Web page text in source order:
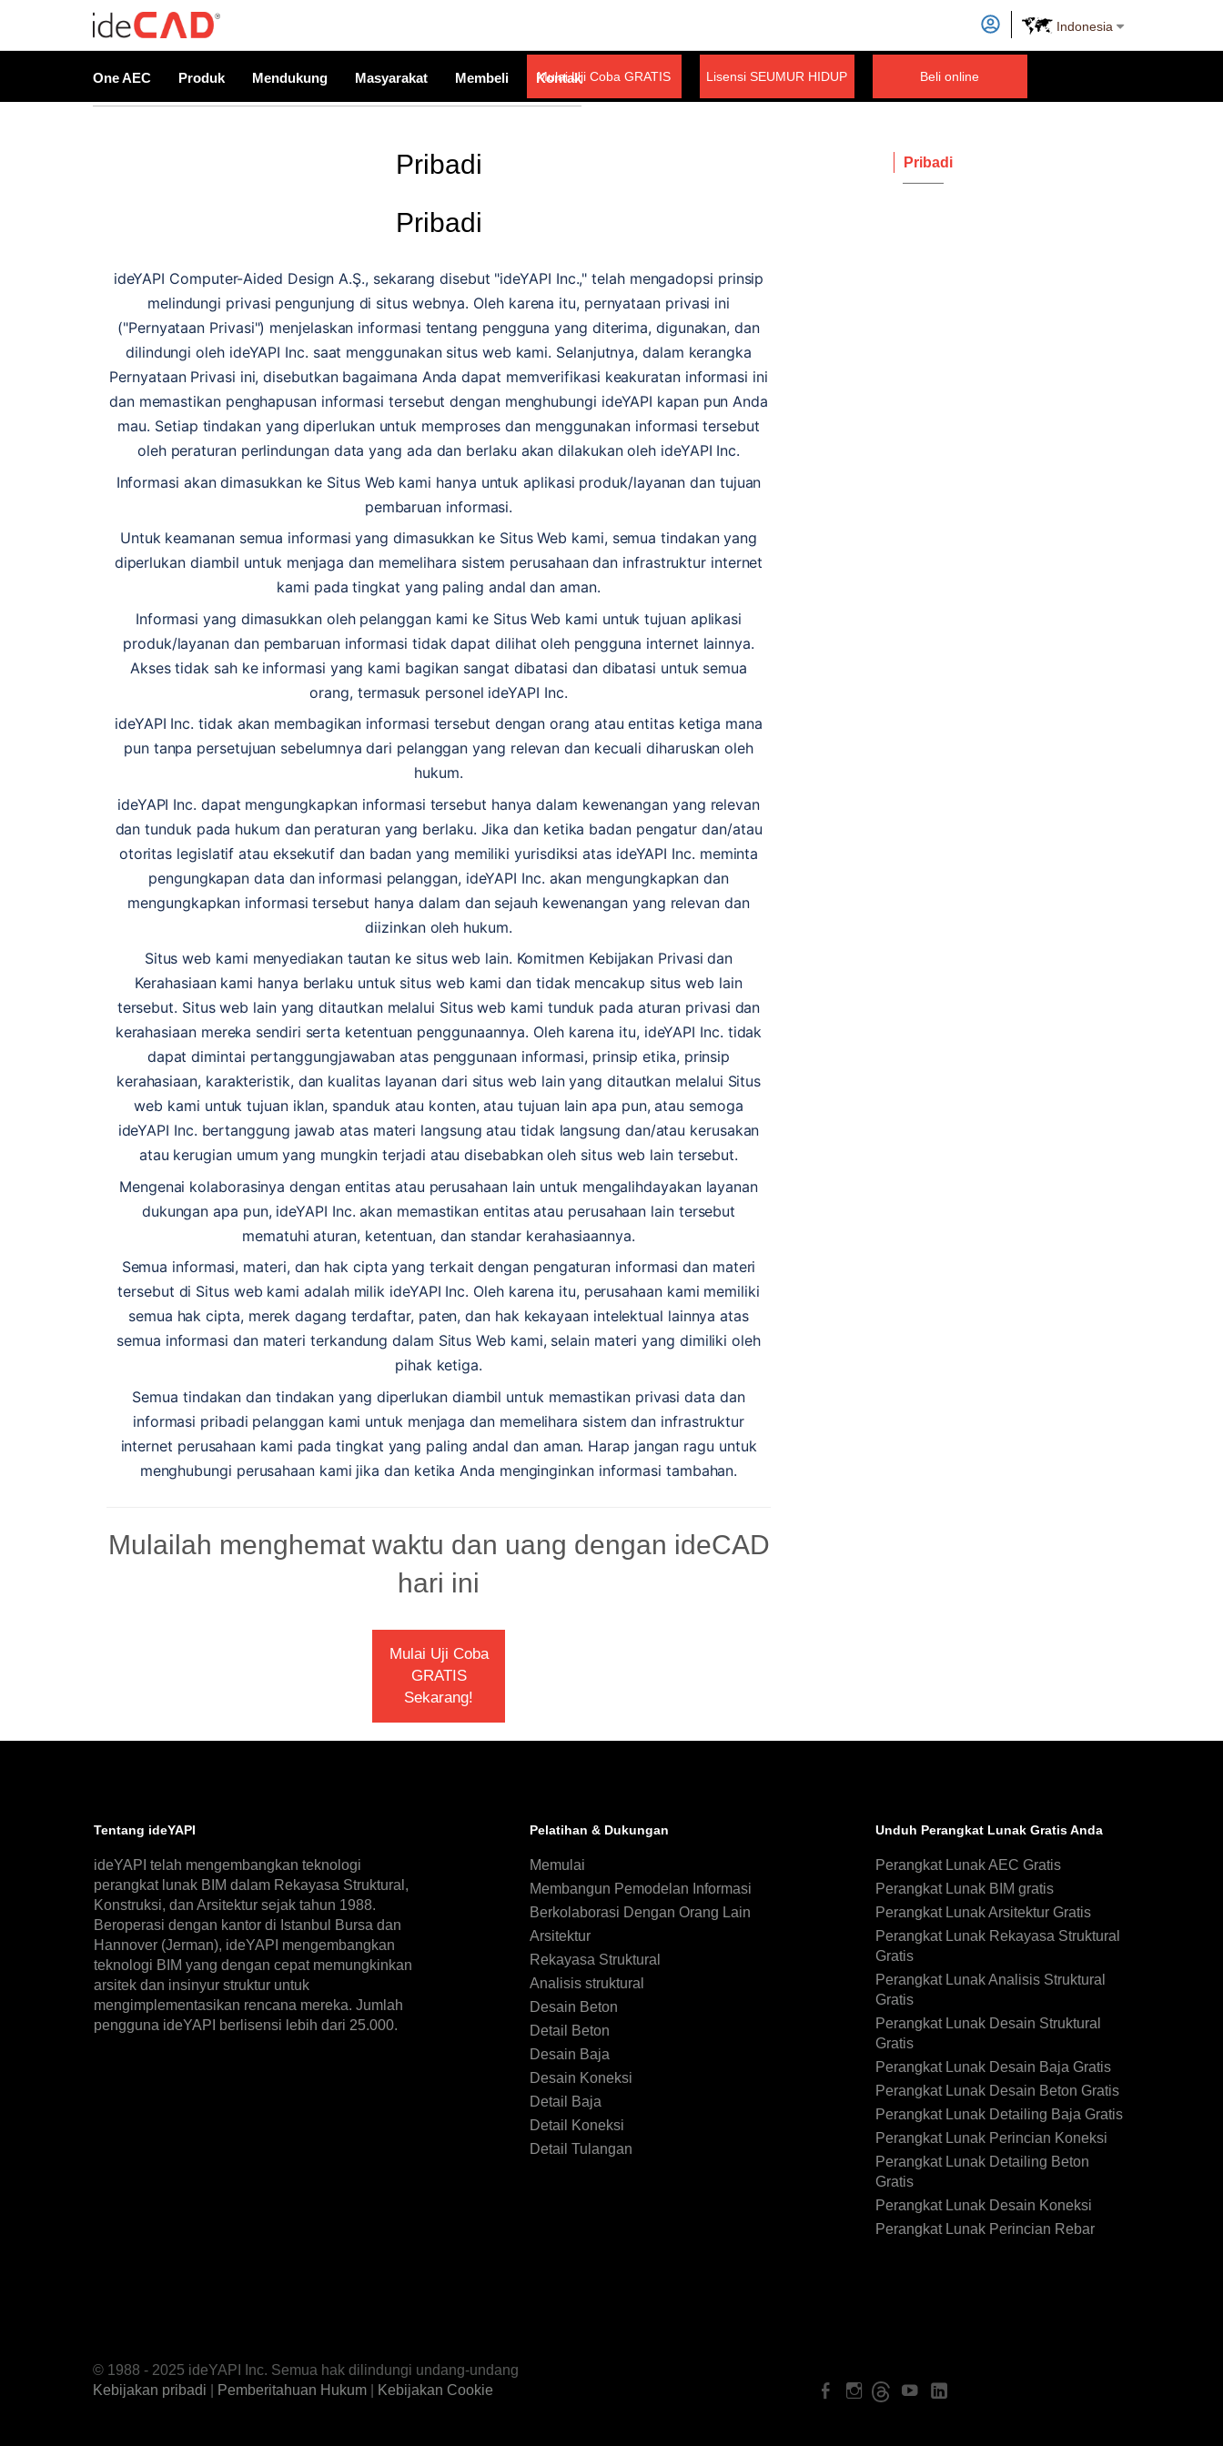
Indonesia
One AEC Produk Mendukung Masyarakat Membeli Kontak Beli online
Lisensi SEUMUR HIDUP
Mulai Uji Coba GRATIS
Pribadi
Pribadi
ideYAPI Computer-Aided Design A.Ş., sekarang disebut "ideYAPI Inc.," telah mengadopsi prinsip
melindungi privasi pengunjung di situs webnya. Oleh karena itu, pernyataan privasi ini
("Pernyataan Privasi") menjelaskan informasi tentang pengguna yang diterima, digunakan, dan
dilindungi oleh ideYAPI Inc. saat menggunakan situs web kami. Selanjutnya, dalam kerangka
Pernyataan Privasi ini, disebutkan bagaimana Anda dapat memverifikasi keakuratan informasi ini
dan memastikan penghapusan informasi tersebut dengan menghubungi ideYAPI kapan pun Anda
mau. Setiap tindakan yang diperlukan untuk memproses dan menggunakan informasi tersebut
oleh peraturan perlindungan data yang ada dan berlaku akan dilakukan oleh ideYAPI Inc.
Informasi akan dimasukkan ke Situs Web kami hanya untuk aplikasi produk/layanan dan tujuan
pembaruan informasi.
Untuk keamanan semua informasi yang dimasukkan ke Situs Web kami, semua tindakan yang
diperlukan diambil untuk menjaga dan memelihara sistem perusahaan dan infrastruktur internet
kami pada tingkat yang paling andal dan aman.
Informasi yang dimasukkan oleh pelanggan kami ke Situs Web kami untuk tujuan aplikasi
produk/layanan dan pembaruan informasi tidak dapat dilihat oleh pengguna internet lainnya.
Akses tidak sah ke informasi yang kami bagikan sangat dibatasi dan dibatasi untuk semua
orang, termasuk personel ideYAPI Inc.
ideYAPI Inc. tidak akan membagikan informasi tersebut dengan orang atau entitas ketiga mana
pun tanpa persetujuan sebelumnya dari pelanggan yang relevan dan kecuali diharuskan oleh
hukum.
ideYAPI Inc. dapat mengungkapkan informasi tersebut hanya dalam kewenangan yang relevan
dan tunduk pada hukum dan peraturan yang berlaku. Jika dan ketika badan pengatur dan/atau
otoritas legislatif atau eksekutif dan badan yang memiliki yurisdiksi atas ideYAPI Inc. meminta
pengungkapan data dan informasi pelanggan, ideYAPI Inc. akan mengungkapkan dan
mengungkapkan informasi tersebut hanya dalam dan sejauh kewenangan yang relevan dan
diizinkan oleh hukum.
Situs web kami menyediakan tautan ke situs web lain. Komitmen Kebijakan Privasi dan
Kerahasiaan kami hanya berlaku untuk situs web kami dan tidak mencakup situs web lain
tersebut. Situs web lain yang ditautkan melalui Situs web kami tunduk pada aturan privasi dan
kerahasiaan mereka sendiri serta ketentuan penggunaannya. Oleh karena itu, ideYAPI Inc. tidak
dapat dimintai pertanggungjawaban atas penggunaan informasi, prinsip etika, prinsip
kerahasiaan, karakteristik, dan kualitas layanan dari situs web lain yang ditautkan melalui Situs
web kami untuk tujuan iklan, spanduk atau konten, atau tujuan lain apa pun, atau semoga
ideYAPI Inc. bertanggung jawab atas materi langsung atau tidak langsung dan/atau kerusakan
atau kerugian umum yang mungkin terjadi atau disebabkan oleh situs web lain tersebut.
Mengenai kolaborasinya dengan entitas atau perusahaan lain untuk mengalihdayakan layanan
dukungan apa pun, ideYAPI Inc. akan memastikan entitas atau perusahaan lain tersebut
mematuhi aturan, ketentuan, dan standar kerahasiaannya.
Semua informasi, materi, dan hak cipta yang terkait dengan pengaturan informasi dan materi
tersebut di Situs web kami adalah milik ideYAPI Inc. Oleh karena itu, perusahaan kami memiliki
semua hak cipta, merek dagang terdaftar, paten, dan hak kekayaan intelektual lainnya atas
semua informasi dan materi terkandung dalam Situs Web kami, selain materi yang dimiliki oleh
pihak ketiga.
Semua tindakan dan tindakan yang diperlukan diambil untuk memastikan privasi data dan
informasi pribadi pelanggan kami untuk menjaga dan memelihara sistem dan infrastruktur
internet perusahaan kami pada tingkat yang paling andal dan aman. Harap jangan ragu untuk
menghubungi perusahaan kami jika dan ketika Anda menginginkan informasi tambahan.
Mulailah menghemat waktu dan uang dengan ideCAD
hari ini
Mulai Uji Coba
GRATIS
Sekarang!
Pribadi
Tentang ideYAPI
ideYAPI telah mengembangkan teknologi
perangkat lunak BIM dalam Rekayasa Struktural,
Konstruksi, dan Arsitektur sejak tahun 1988.
Beroperasi dengan kantor di Istanbul Bursa dan
Hannover (Jerman), ideYAPI mengembangkan
teknologi BIM yang dengan cepat memungkinkan
arsitek dan insinyur struktur untuk
mengimplementasikan rencana mereka. Jumlah
pengguna ideYAPI berlisensi lebih dari 25.000.
Pelatihan & Dukungan
Memulai
Membangun Pemodelan Informasi
Berkolaborasi Dengan Orang Lain
Arsitektur
Rekayasa Struktural
Analisis struktural
Desain Beton
Detail Beton
Desain Baja
Desain Koneksi
Detail Baja
Detail Koneksi
Detail Tulangan
Unduh Perangkat Lunak Gratis Anda
Perangkat Lunak AEC Gratis
Perangkat Lunak BIM gratis
Perangkat Lunak Arsitektur Gratis
Perangkat Lunak Rekayasa Struktural
Gratis
Perangkat Lunak Analisis Struktural
Gratis
Perangkat Lunak Desain Struktural
Gratis
Perangkat Lunak Desain Baja Gratis
Perangkat Lunak Desain Beton Gratis
Perangkat Lunak Detailing Baja Gratis
Perangkat Lunak Perincian Koneksi
Perangkat Lunak Detailing Beton
Gratis
Perangkat Lunak Desain Koneksi
Perangkat Lunak Perincian Rebar
© 1988 - 2025 ideYAPI Inc. Semua hak dilindungi undang-undang
Kebijakan pribadi
Pemberitahuan Hukum Kebijakan Cookie